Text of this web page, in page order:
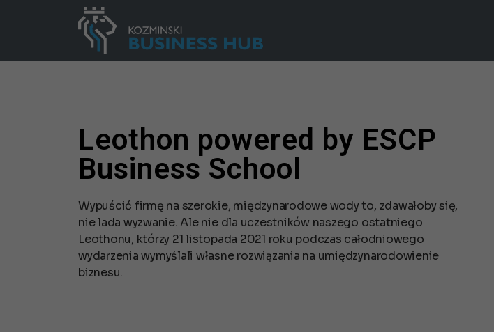
Leothon powered by ESCP
Business School
Wypuścić firmę na szerokie, międzynarodowe wody to, zdawałoby się,
nie lada wyzwanie. Ale nie dla uczestników naszego ostatniego
Leothonu, którzy 21 listopada 2021 roku podczas całodniowego
wydarzenia wymyślali własne rozwiązania na umiędzynarodowienie
biznesu.